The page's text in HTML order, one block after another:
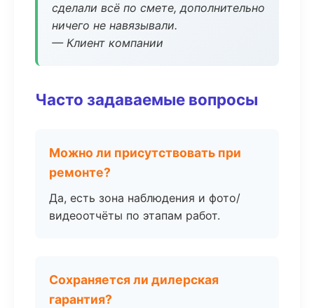
сделали всё по смете, дополнительно
ничего не навязывали.
— Клиент компании
Часто задаваемые вопросы
Можно ли присутствовать при
ремонте?
Да, есть зона наблюдения и фото/
видеоотчёты по этапам работ.
Сохраняется ли дилерская
гарантия?